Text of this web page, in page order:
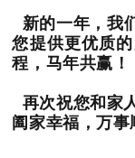
新的一年，我
您提供更优质
程，马年共赢！
再次祝您和家
阖家幸福，万事